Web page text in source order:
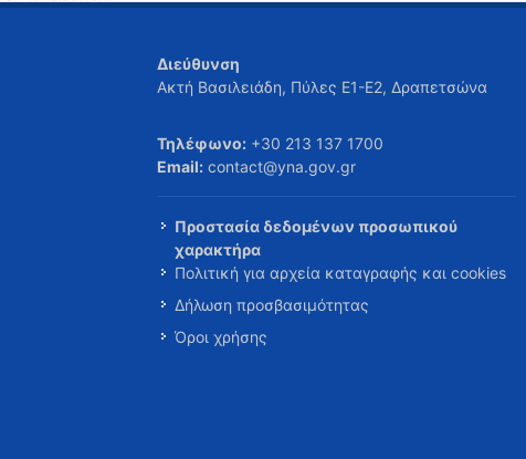
Διεύθυνση
Ακτή Βασιλειάδη, Πύλες Ε1-Ε2, Δραπετσώνα
Τηλέφωνο: +30 213 137 1700
Email: contact@yna.gov.gr
Προστασία δεδομένων προσωπικού
χαρακτήρα
Πολιτική για αρχεία καταγραφής και cookies
Δήλωση προσβασιμότητας
Όροι χρήσης